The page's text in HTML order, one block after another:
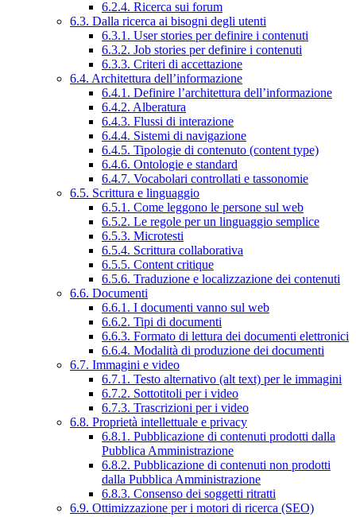
6.2.4. Ricerca sui forum
6.3. Dalla ricerca ai bisogni degli utenti
6.3.1. User stories per definire i contenuti
6.3.2. Job stories per definire i contenuti
6.3.3. Criteri di accettazione
6.4. Architettura dell’informazione
6.4.1. Definire l’architettura dell’informazione
6.4.2. Alberatura
6.4.3. Flussi di interazione
6.4.4. Sistemi di navigazione
6.4.5. Tipologie di contenuto (content type)
6.4.6. Ontologie e standard
6.4.7. Vocabolari controllati e tassonomie
6.5. Scrittura e linguaggio
6.5.1. Come leggono le persone sul web
6.5.2. Le regole per un linguaggio semplice
6.5.3. Microtesti
6.5.4. Scrittura collaborativa
6.5.5. Content critique
6.5.6. Traduzione e localizzazione dei contenuti
6.6. Documenti
6.6.1. I documenti vanno sul web
6.6.2. Tipi di documenti
6.6.3. Formato di lettura dei documenti elettronici
6.6.4. Modalità di produzione dei documenti
6.7. Immagini e video
6.7.1. Testo alternativo (alt text) per le immagini
6.7.2. Sottotitoli per i video
6.7.3. Trascrizioni per i video
6.8. Proprietà intellettuale e privacy
6.8.1. Pubblicazione di contenuti prodotti dalla
Pubblica Amministrazione
6.8.2. Pubblicazione di contenuti non prodotti
dalla Pubblica Amministrazione
6.8.3. Consenso dei soggetti ritratti
6.9. Ottimizzazione per i motori di ricerca (SEO)